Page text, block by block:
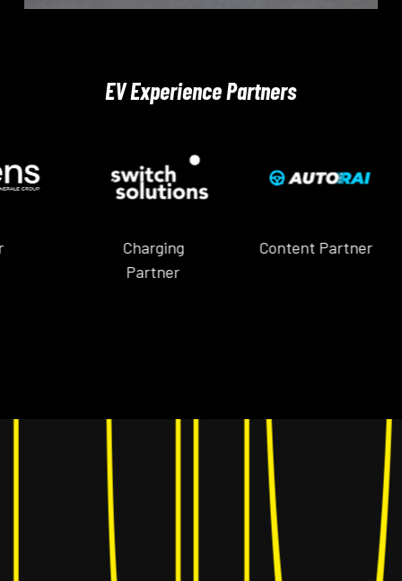
EV Experience Partners
Charging
Partner
Content Partner